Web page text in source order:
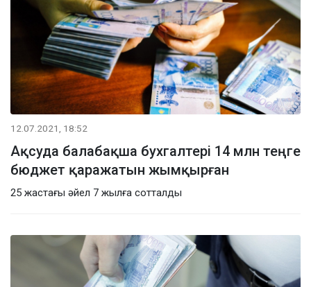
12.07.2021, 18:52
Ақсуда балабақша бухгалтері 14 млн теңге
бюджет қаражатын жымқырған
25 жастағы әйел 7 жылға сотталды